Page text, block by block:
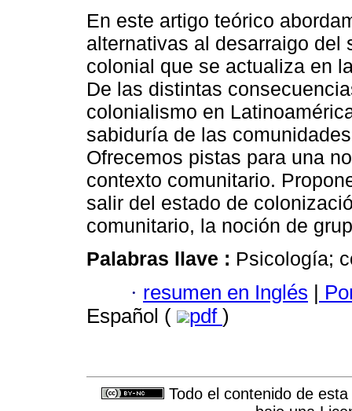
En este artigo teórico
alternativas al desarraigo del
colonial que se actualiza en
De las distintas
colonialismo en
sabiduría de las
Ofrecemos pistas para una
contexto comunitario.
salir del estado de
comunitario, la noción de
Palabras llave : Psicología;
· resumen en Inglés |
Español (
pdf )
Todo el contenido de